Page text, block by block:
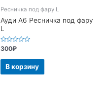
Ресничка под фару L
Ауди А6 Ресничка под фару
L
Оценка
из
300₽
В корзину